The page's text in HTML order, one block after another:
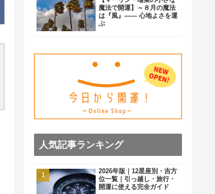
魔法で開運】～８月の魔法
は『風』―― 心地よさを運
ぶ
人気記事ランキング
2026年版｜12星座別・吉方
位一覧｜引っ越し・旅行・
開運に使える完全ガイド